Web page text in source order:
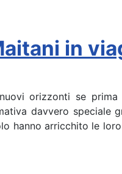
in
orizzonti se
davvero speciale
hanno arricchito le